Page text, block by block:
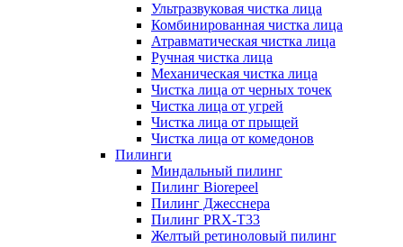
Ультразвуковая чистка лица
Комбинированная чистка лица
Атравматическая чистка лица
Ручная чистка лица
Механическая чистка лица
Чистка лица от черных точек
Чистка лица от угрей
Чистка лица от прыщей
Чистка лица от комедонов
Пилинги
Миндальный пилинг
Пилинг Biorepeel
Пилинг Джесснера
Пилинг PRX-T33
Желтый ретиноловый пилинг